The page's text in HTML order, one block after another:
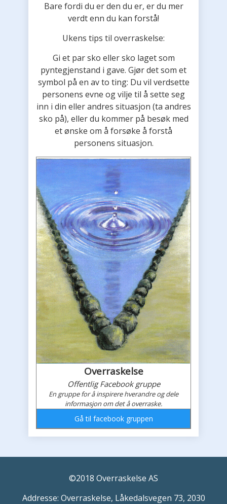
Bare fordi du er den du er, er du mer
verdt enn du kan forstå!
Ukens tips til overraskelse:
Gi et par sko eller sko laget som
pyntegjenstand i gave. Gjør det som et
symbol på en av to ting: Du vil verdsette
personens evne og vilje til å sette seg
inn i din eller andres situasjon (ta andres
sko på), eller du kommer på besøk med
et ønske om å forsøke å forstå
personens situasjon.
Overraskelse
Offentlig Facebook gruppe
En gruppe for å inspirere hverandre og dele
informasjon om det å overraske.
Gå til facebook gruppen
©2018 Overraskelse AS
Addresse: Overraskelse, Låkedalsvegen 73, 2030